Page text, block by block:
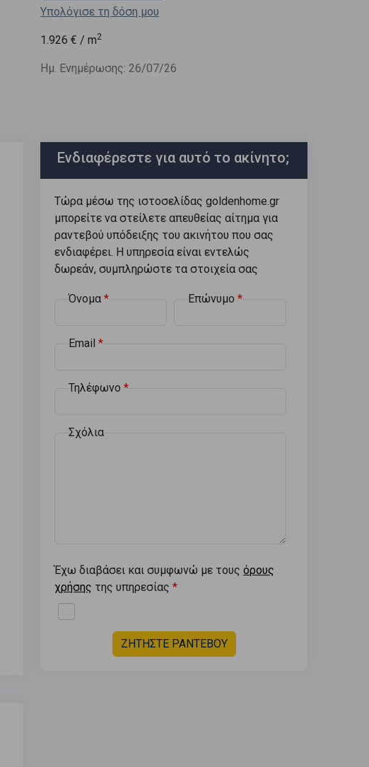
Υπολόγισε τη δόση μου
1.926 € / m2
Ημ. Ενημέρωσης: 26/07/26
Ενδιαφέρεστε για αυτό το ακίνητο;
Τώρα μέσω της ιστοσελίδας goldenhome.gr
μπορείτε να στείλετε απευθείας αίτημα για
ραντεβού υπόδειξης του ακινήτου που σας
ενδιαφέρει. Η υπηρεσία είναι εντελώς
δωρεάν, συμπληρώστε τα στοιχεία σας
Όνομα Επώνυμο
Email
Τηλέφωνο
Σχόλια
Έχω διαβάσει και συμφωνώ με τους όρους
χρήσης της υπηρεσίας
ΖΗΤΗΣΤΕ ΡΑΝΤΕΒΟΥ